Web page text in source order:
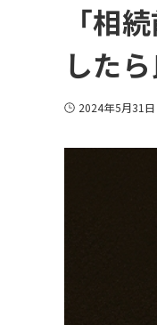
「相
した
2024年5月31日